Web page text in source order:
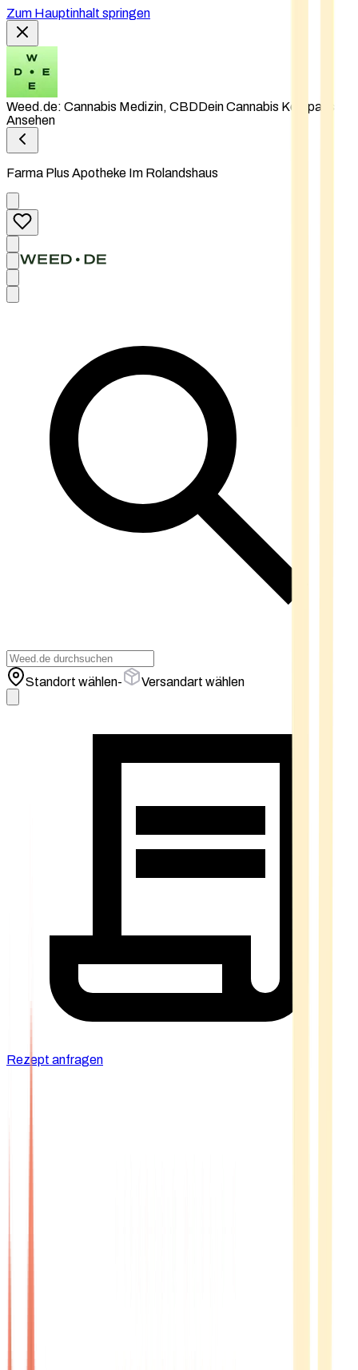
Zum Hauptinhalt springen
Weed.de: Cannabis Medizin, CBDDein Cannabis Kompass
Ansehen
Farma Plus Apotheke Im Rolandshaus
Standort wählen- Versandart wählen
Rezept anfragen